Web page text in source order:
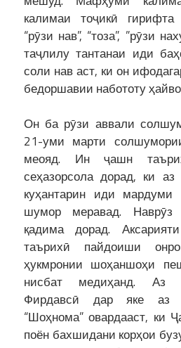
калимаи тоҷикӣ
“рӯзи нав”, “тоза”, ”рӯзи
таҷлилу тантанаи иди
соли нав аст, ки он
бедоршавии набототу
Он ба рӯзи аввали
21-уми марти
меояд. Ин ҷашн
сеҳазорсола дорад, ки
куҳантарин иди мардуми
шумор меравад. Наврӯз
қадима дорад.
таърихӣ пайдоиши
ҳукмронии шоҳаншоҳи
нисбат медиҳанд. Аз
Фирдавсӣ дар яке аз
“Шоҳнома” овардааст, ки
поён бахшидани корҳои